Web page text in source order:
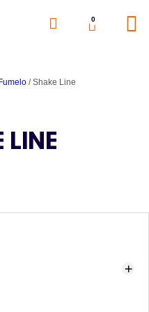
0
Fumelo / Shake Line
LINE